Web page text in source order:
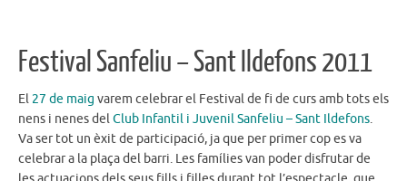
Festival Sanfeliu – Sant Ildefons 2011
El 27 de maig varem celebrar el Festival de fi de curs amb tots els
nens i nenes delClub Infantil i Juvenil Sanfeliu – Sant Ildefons.
Va ser tot un èxit de participació, ja que per primer cop es va
celebrar a la plaça del barri. Les famílies van poder disfrutar de